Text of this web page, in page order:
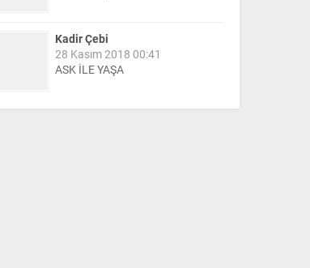
Kadir Çebi
28 Kasım 2018 00:41
ASK İLE YAŞA